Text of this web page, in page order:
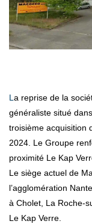
La reprise de la société Macocco Ouest, transformateur verrier
généraliste situé
troisième acquisition
2024. Le Groupe
proximité Le Kap
Le siège actuel de
l’agglomération
à Cholet, La Roche-
Le Kap Verre.